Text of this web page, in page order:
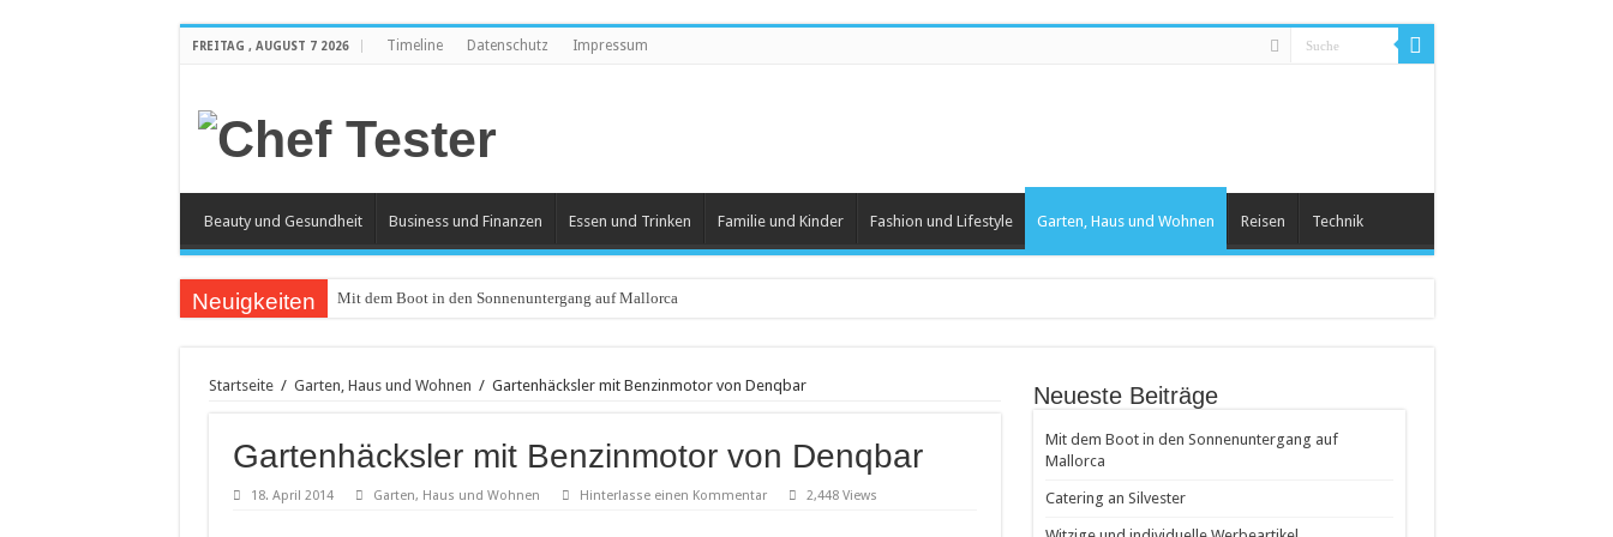
FREITAG , AUGUST 7 2026 Timeline Datenschutz Impressum
Beauty und Gesundheit Business und Finanzen Essen und Trinken Familie und Kinder Fashion und Lifestyle Garten, Haus und Wohnen Reisen Technik
Neuigkeiten Mit dem Boot in den Sonnenuntergang auf Mallorca
Witzige und individuelle Werbeartikel
Piercings – Weit verbreitet und beliebt
Klemmbausteine – beliebt bei Groß und Klein
Startseite / Garten, Haus und Wohnen / Gartenhäcksler mit Benzinmotor von Denqbar
Gartenhäcksler mit Benzinmotor von Denqbar
18. April 2014 Garten, Haus und Wohnen Hinterlasse einen Kommentar 2,448 Views
Neueste Beiträge
Mit dem Boot in den Sonnenuntergang auf
Mallorca
Catering an Silvester